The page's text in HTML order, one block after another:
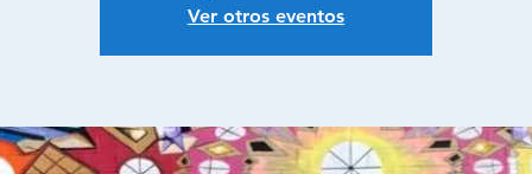
Ver otros eventos